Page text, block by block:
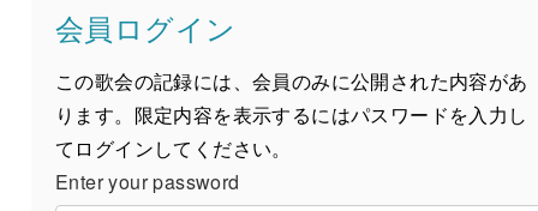
会員ログイン
この歌会の記録には、会員のみに公開された内容があ
ります。限定内容を表示するにはパスワードを入力し
てログインしてください。
Enter your password